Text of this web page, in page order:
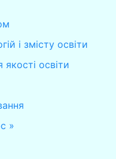
і змісту освіти
освіти
»